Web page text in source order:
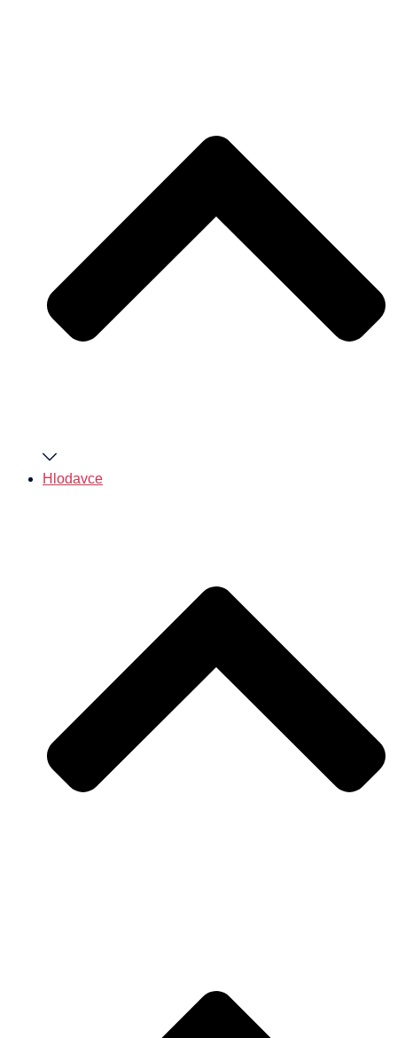
Hlodavce